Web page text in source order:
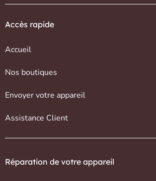
Accès rapide
Accueil
Nos boutiques
Envoyer votre appareil
Assistance Client
Réparation de votre appareil